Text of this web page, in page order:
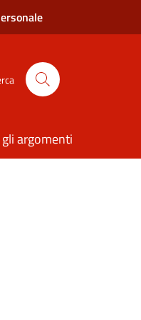
argomenti